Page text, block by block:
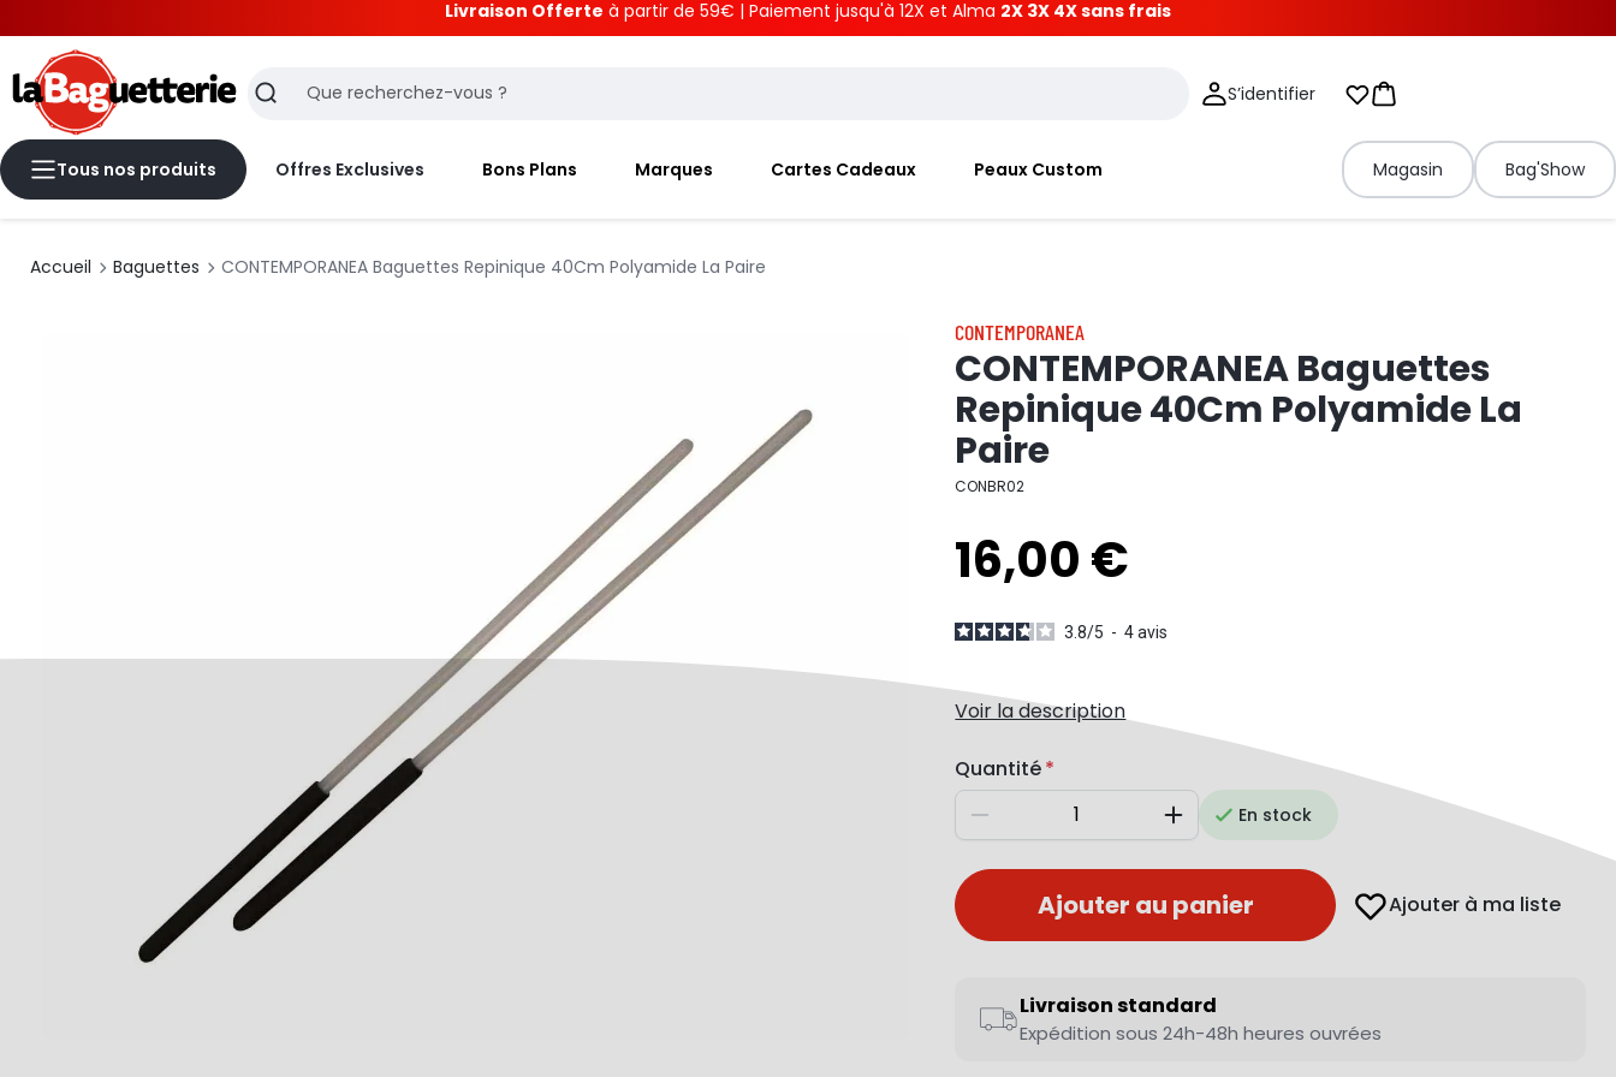
Livraison Offerte à partir de 59€ | Paiement jusqu'à 12X et Alma 2X 3X 4X sans frais
Recherche S’identifier Mes listes d'envies
Panier
Tous nos produits Offres Exclusives Bons Plans Marques Cartes Cadeaux Peaux Custom Magasin Bag'Show
Accueil Baguettes CONTEMPORANEA Baguettes Repinique 40Cm Polyamide La Paire
CONTEMPORANEA
CONTEMPORANEA Baguettes
Repinique 40Cm Polyamide La
Paire
CONBR02
16,00 €
3.8/5 - 4avis
Voir la description
Quantité
Diminuer AugmenterEn stock
Ajouter au panier Ajouter à ma liste
Livraison standard
Expédition sous 24h-48h heures ouvrées